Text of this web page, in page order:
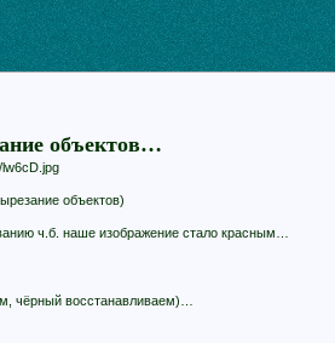
объектов…
объектов)
ч.б. наше изображение стало красным…
чёрный восстанавливаем)…